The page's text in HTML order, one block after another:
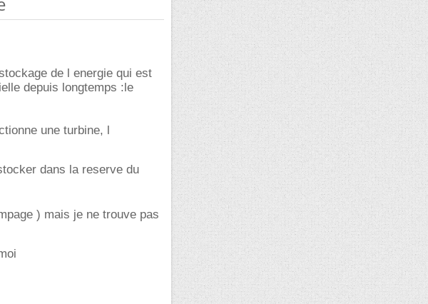
de l energie qui est
depuis longtemps :le
une turbine, l
dans la reserve du
) mais je ne trouve pas